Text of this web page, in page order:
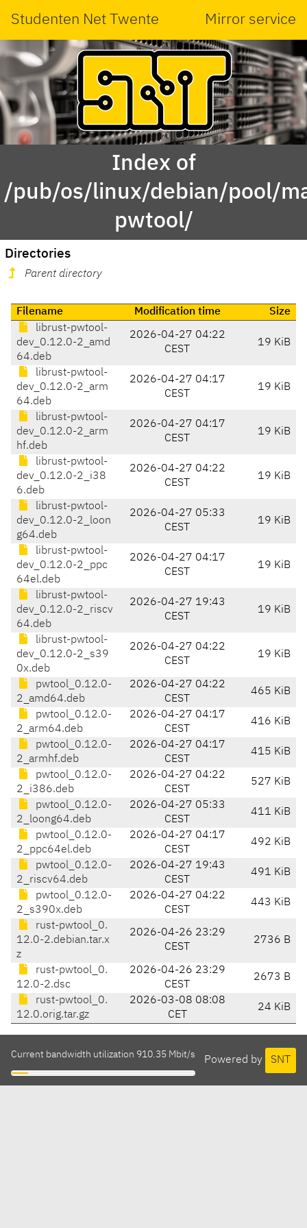
Studenten Net Twente Mirror service
Index of
/pub/os/linux/debian/pool/
pwtool/
Directories
Parent directory
Filename Modification time
Size
librust-pwtool-
dev_0.12.0-2_amd
64.deb
2026-04-27 04:22
CEST
19 KiB
librust-pwtool-
dev_0.12.0-2_arm
64.deb
2026-04-27 04:17
CEST
19 KiB
librust-pwtool-
dev_0.12.0-2_arm
hf.deb
2026-04-27 04:17
CEST
19 KiB
librust-pwtool-
dev_0.12.0-2_i38
6.deb
2026-04-27 04:22
CEST
19 KiB
librust-pwtool-
dev_0.12.0-2_loon
g64.deb
2026-04-27 05:33
CEST
19 KiB
librust-pwtool-
dev_0.12.0-2_ppc
64el.deb
2026-04-27 04:17
CEST
19 KiB
librust-pwtool-
dev_0.12.0-2_riscv
64.deb
2026-04-27 19:43
CEST
19 KiB
librust-pwtool-
dev_0.12.0-2_s39
0x.deb
2026-04-27 04:22
CEST
19 KiB
pwtool_0.12.0-
2_amd64.deb
2026-04-27 04:22
CEST
465 KiB
pwtool_0.12.0-
2_arm64.deb
2026-04-27 04:17
CEST
416 KiB
pwtool_0.12.0-
2_armhf.deb
2026-04-27 04:17
CEST
415 KiB
pwtool_0.12.0-
2_i386.deb
2026-04-27 04:22
CEST
527 KiB
pwtool_0.12.0-
2_loong64.deb
2026-04-27 05:33
CEST
411 KiB
pwtool_0.12.0-
2_ppc64el.deb
2026-04-27 04:17
CEST
492 KiB
pwtool_0.12.0-
2_riscv64.deb
2026-04-27 19:43
CEST
491 KiB
pwtool_0.12.0-
2_s390x.deb
2026-04-27 04:22
CEST
443 KiB
rust-pwtool_0.
12.0-2.debian.tar.x
z
2026-04-26 23:29
CEST
2736 B
rust-pwtool_0.
12.0-2.dsc
2026-04-26 23:29
CEST
2673 B
rust-pwtool_0.
12.0.orig.tar.gz
2026-03-08 08:08
CET
24 KiB
Powered by SNT
Current bandwidth utilization 910.35 Mbit/s